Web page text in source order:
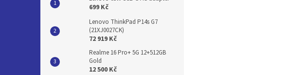
699 Kč
Lenovo ThinkPad P14s G7
(21XJ0027CK)
72 919 Kč
Realme 16 Pro+ 5G 12+512GB
Gold
12 500 Kč